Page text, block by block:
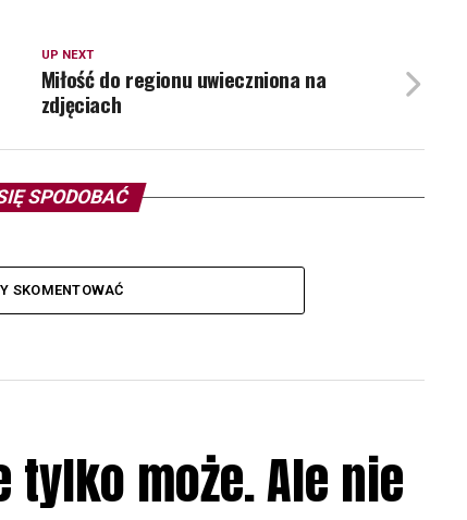
UP NEXT
Miłość do regionu uwieczniona na
zdjęciach
SPODOBAĆ
SKOMENTOWAĆ
może. Ale nie